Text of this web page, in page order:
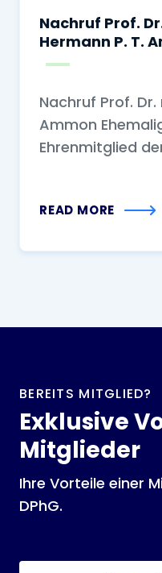
Nachruf Prof.
Hermann P. T.
Nachruf Prof. Dr.
Ammon
Ehrenmitglied
READ MORE
BEREITS MITGLIED?
Exklusive
Mitglieder
Ihre Vorteile einer
DPhG.